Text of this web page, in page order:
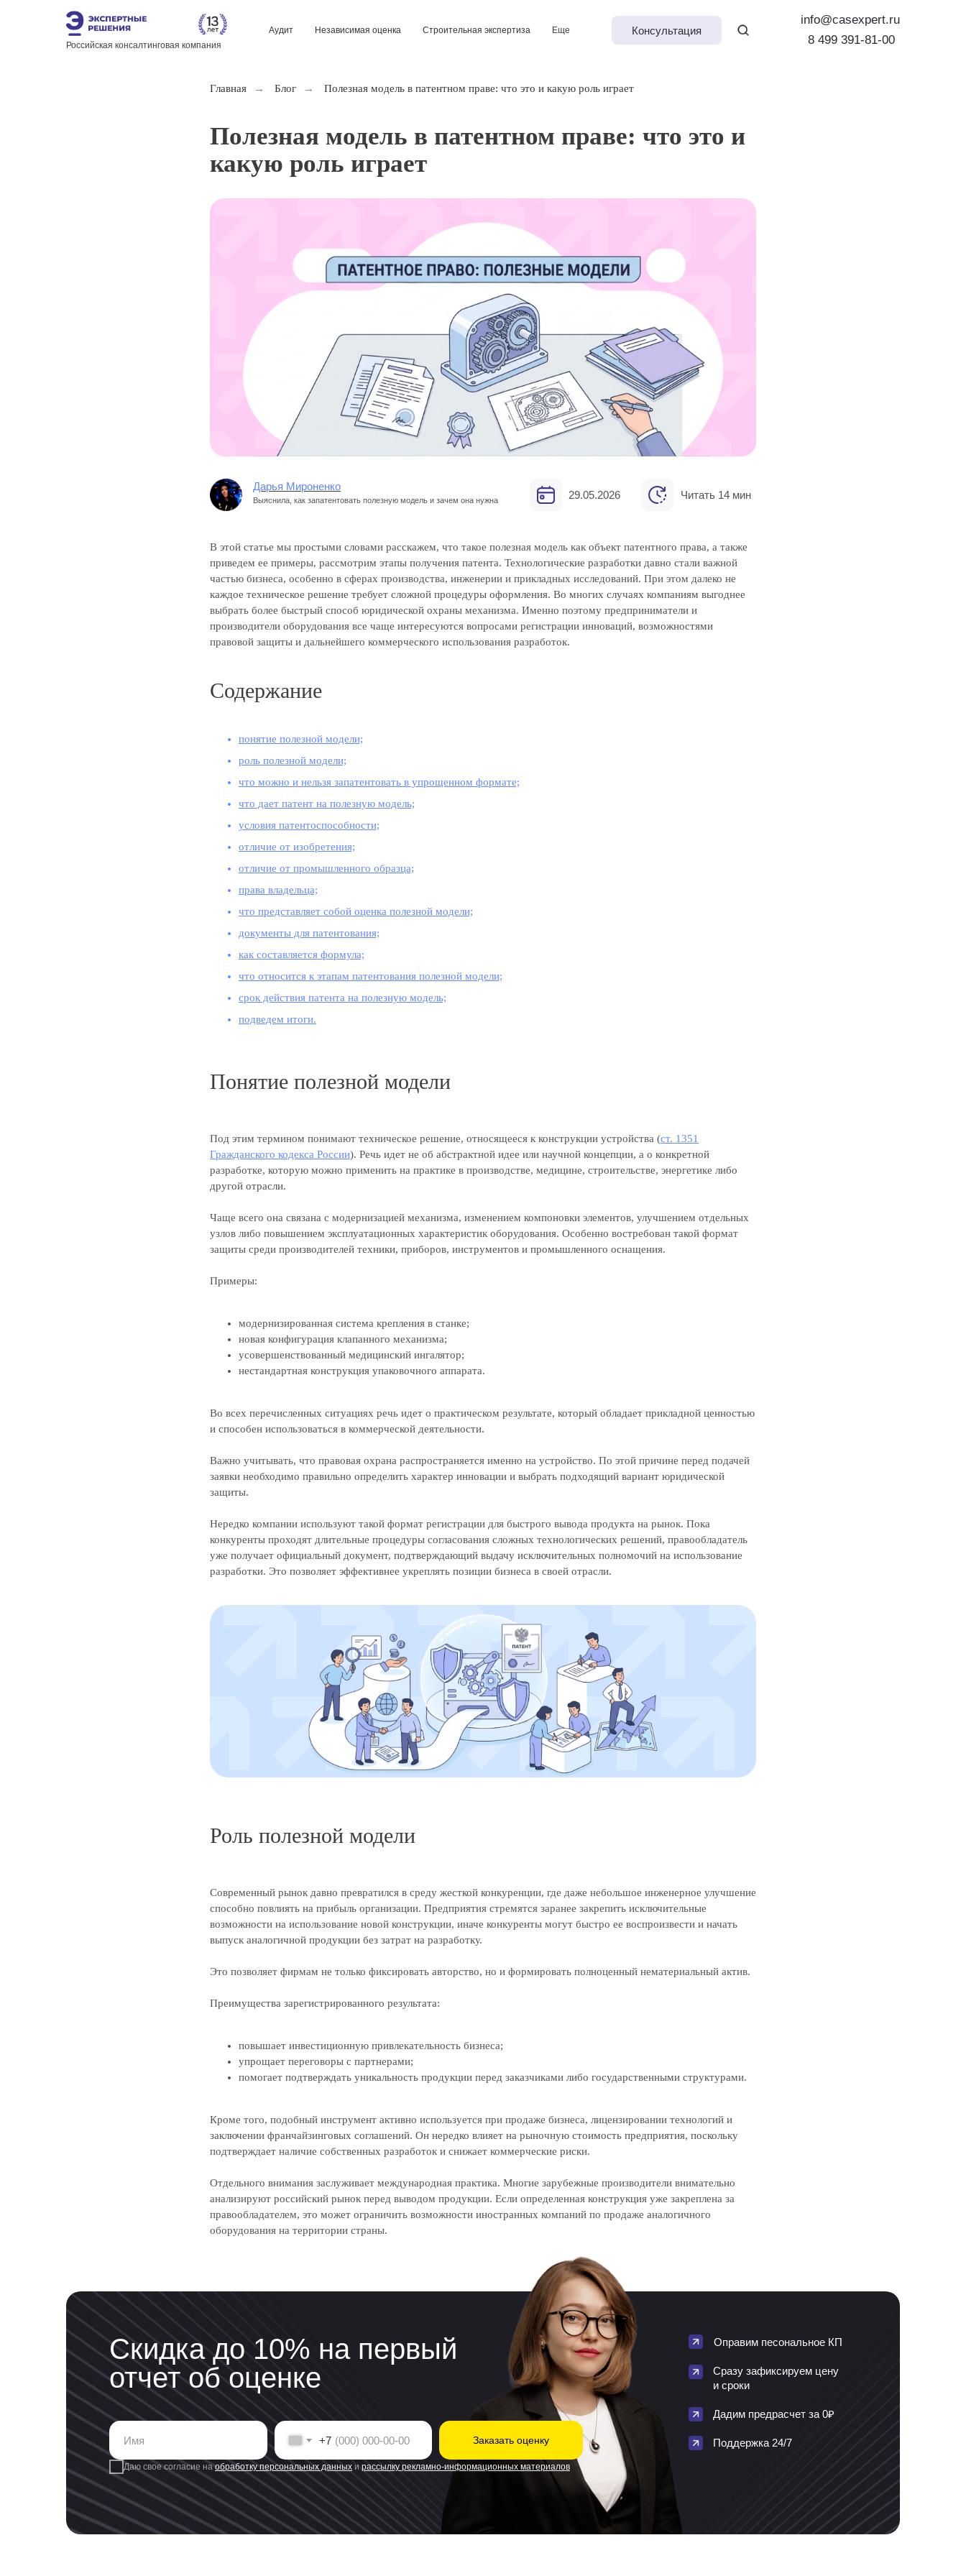
info@casexpert.ru
8 499 391-81-00
Аудит Независимая оценка Строительная экспертиза
Еще
Российская консалтинговая компания
Консультация
Главная → Блог → Полезная модель в патентном праве: что это и какую роль играет
Полезная модель в патентном праве: что это и
какую роль играет
29.05.2026 Читать 14 мин
Выяснила, как запатентовать полезную модель и зачем она нужна
Дарья Мироненко
В этой статье мы простыми словами расскажем, что такое полезная модель как объект патентного права, а также
приведем ее примеры, рассмотрим этапы получения патента. Технологические разработки давно стали важной
частью бизнеса, особенно в сферах производства, инженерии и прикладных исследований. При этом далеко не
каждое техническое решение требует сложной процедуры оформления. Во многих случаях компаниям выгоднее
выбрать более быстрый способ юридической охраны механизма. Именно поэтому предприниматели и
производители оборудования все чаще интересуются вопросами регистрации инноваций, возможностями
правовой защиты и дальнейшего коммерческого использования разработок.
Содержание
понятие полезной модели;
роль полезной модели;
что можно и нельзя запатентовать в упрощенном формате;
что дает патент на полезную модель;
условия патентоспособности;
отличие от изобретения;
отличие от промышленного образца;
права владельца;
что представляет собой оценка полезной модели;
документы для патентования;
как составляется формула;
что относится к этапам патентования полезной модели;
срок действия патента на полезную модель;
подведем итоги.
Понятие полезной модели
Под этим термином понимают техническое решение, относящееся к конструкции устройства (ст. 1351
Гражданского кодекса России). Речь идет не об абстрактной идее или научной концепции, а о конкретной
разработке, которую можно применить на практике в производстве, медицине, строительстве, энергетике либо
другой отрасли.
Чаще всего она связана с модернизацией механизма, изменением компоновки элементов, улучшением отдельных
узлов либо повышением эксплуатационных характеристик оборудования. Особенно востребован такой формат
защиты среди производителей техники, приборов, инструментов и промышленного оснащения.
Примеры:
модернизированная система крепления в станке;
новая конфигурация клапанного механизма;
усовершенствованный медицинский ингалятор;
нестандартная конструкция упаковочного аппарата.
Во всех перечисленных ситуациях речь идет о практическом результате, который обладает прикладной ценностью
и способен использоваться в коммерческой деятельности.
Важно учитывать, что правовая охрана распространяется именно на устройство. По этой причине перед подачей
заявки необходимо правильно определить характер инновации и выбрать подходящий вариант юридической
защиты.
Нередко компании используют такой формат регистрации для быстрого вывода продукта на рынок. Пока
конкуренты проходят длительные процедуры согласования сложных технологических решений, правообладатель
уже получает официальный документ, подтверждающий выдачу исключительных полномочий на использование
разработки. Это позволяет эффективнее укреплять позиции бизнеса в своей отрасли.
Роль полезной модели
Современный рынок давно превратился в среду жесткой конкуренции, где даже небольшое инженерное улучшение
способно повлиять на прибыль организации. Предприятия стремятся заранее закрепить исключительные
возможности на использование новой конструкции, иначе конкуренты могут быстро ее воспроизвести и начать
выпуск аналогичной продукции без затрат на разработку.
Это позволяет фирмам не только фиксировать авторство, но и формировать полноценный нематериальный актив.
Преимущества зарегистрированного результата:
повышает инвестиционную привлекательность бизнеса;
упрощает переговоры с партнерами;
помогает подтверждать уникальность продукции перед заказчиками либо государственными структурами.
Кроме того, подобный инструмент активно используется при продаже бизнеса, лицензировании технологий и
заключении франчайзинговых соглашений. Он нередко влияет на рыночную стоимость предприятия, поскольку
подтверждает наличие собственных разработок и снижает коммерческие риски.
Отдельного внимания заслуживает международная практика. Многие зарубежные производители внимательно
анализируют российский рынок перед выводом продукции. Если определенная конструкция уже закреплена за
правообладателем, это может ограничить возможности иностранных компаний по продаже аналогичного
оборудования на территории страны.
Скидка до 10% на первый
отчет об оценке
Сразу зафиксируем цену
и сроки
Оправим песональное КП
+7
Даю свое согласие наобработку персональных данных и рассылку рекламно-информационных материалов
Заказать оценку
Дадим предрасчет за 0₽
Поддержка 24/7